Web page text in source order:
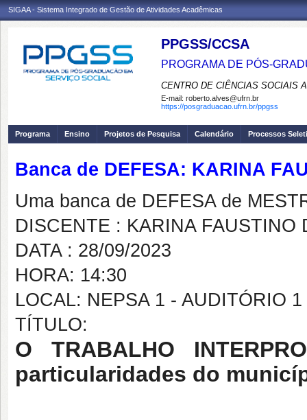
SIGAA - Sistema Integrado de Gestão de Atividades Acadêmicas
PPGSS/CCSA
PROGRAMA DE PÓS-
CENTRO DE CIÊNCIAS SOCIAIS
E-mail: roberto.alves@ufrn.br
https://posgraduacao.ufrn.br/ppgss
Programa Ensino Projetos de Pesquisa Calendário Processos
Banca de DEFESA: KARINA
Uma banca de DEFESA de
DISCENTE : KARINA FAUSTINO
DATA : 28/09/2023
HORA: 14:30
LOCAL: NEPSA 1 - AUDITÓRIO 1
TÍTULO:
O TRABALHO
particularidades do